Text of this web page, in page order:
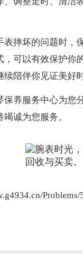
坏的问题时，保
，可以有效保护你
陪伴你见证美好
保养服务中心为您
诚为您服务。
Problems/